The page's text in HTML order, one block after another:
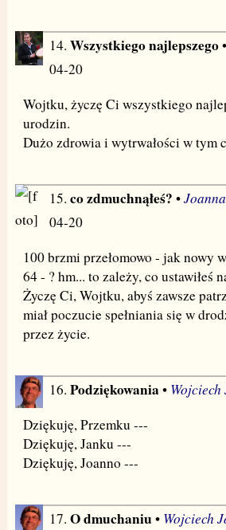
14. Wszystkiego najlepszego•
04-20
Wojtku, życzę Ci wszystkiego
urodzin.
Dużo zdrowia i wytrwałości w tym
15. co zdmuchnąłeś? •
04-20
100 brzmi przełomowo - jak nowy
64 - ? hm... to zależy, co ustawiłeś
Życzę Ci, Wojtku, abyś zawsze
miał poczucie spełniania się w
przez życie.
16. Podziękowania •
Dziękuję, Przemku ---
Dziękuję, Janku ---
Dziękuję, Joanno ---
17. O dmuchaniu• Wojciech